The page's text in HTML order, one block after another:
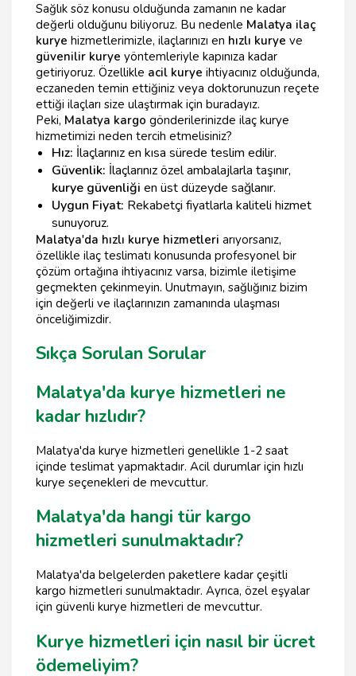
Sağlık söz konusu olduğunda zamanın ne kadar
değerli olduğunu biliyoruz. Bu nedenle Malatya ilaç
kurye hizmetlerimizle, ilaçlarınızı en hızlı kurye ve
güvenilir kurye yöntemleriyle kapınıza kadar
getiriyoruz. Özellikle acil kurye ihtiyacınız olduğunda,
eczaneden temin ettiğiniz veya doktorunuzun reçete
ettiği ilaçları size ulaştırmak için buradayız.
Peki, Malatya kargo gönderilerinizde ilaç kurye
hizmetimizi neden tercih etmelisiniz?
Hız: İlaçlarınız en kısa sürede teslim edilir.
Güvenlik: İlaçlarınız özel ambalajlarla taşınır,
kurye güvenliği en üst düzeyde sağlanır.
Uygun Fiyat: Rekabetçi fiyatlarla kaliteli hizmet
sunuyoruz.
Malatya'da hızlı kurye hizmetleri arıyorsanız,
özellikle ilaç teslimatı konusunda profesyonel bir
çözüm ortağına ihtiyacınız varsa, bizimle iletişime
geçmekten çekinmeyin. Unutmayın, sağlığınız bizim
için değerli ve ilaçlarınızın zamanında ulaşması
önceliğimizdir.
Sıkça Sorulan Sorular
Malatya'da kurye hizmetleri ne
kadar hızlıdır?
Malatya'da kurye hizmetleri genellikle 1-2 saat
içinde teslimat yapmaktadır. Acil durumlar için hızlı
kurye seçenekleri de mevcuttur.
Malatya'da hangi tür kargo
hizmetleri sunulmaktadır?
Malatya'da belgelerden paketlere kadar çeşitli
kargo hizmetleri sunulmaktadır. Ayrıca, özel eşyalar
için güvenli kurye hizmetleri de mevcuttur.
Kurye hizmetleri için nasıl bir ücret
ödemeliyim?